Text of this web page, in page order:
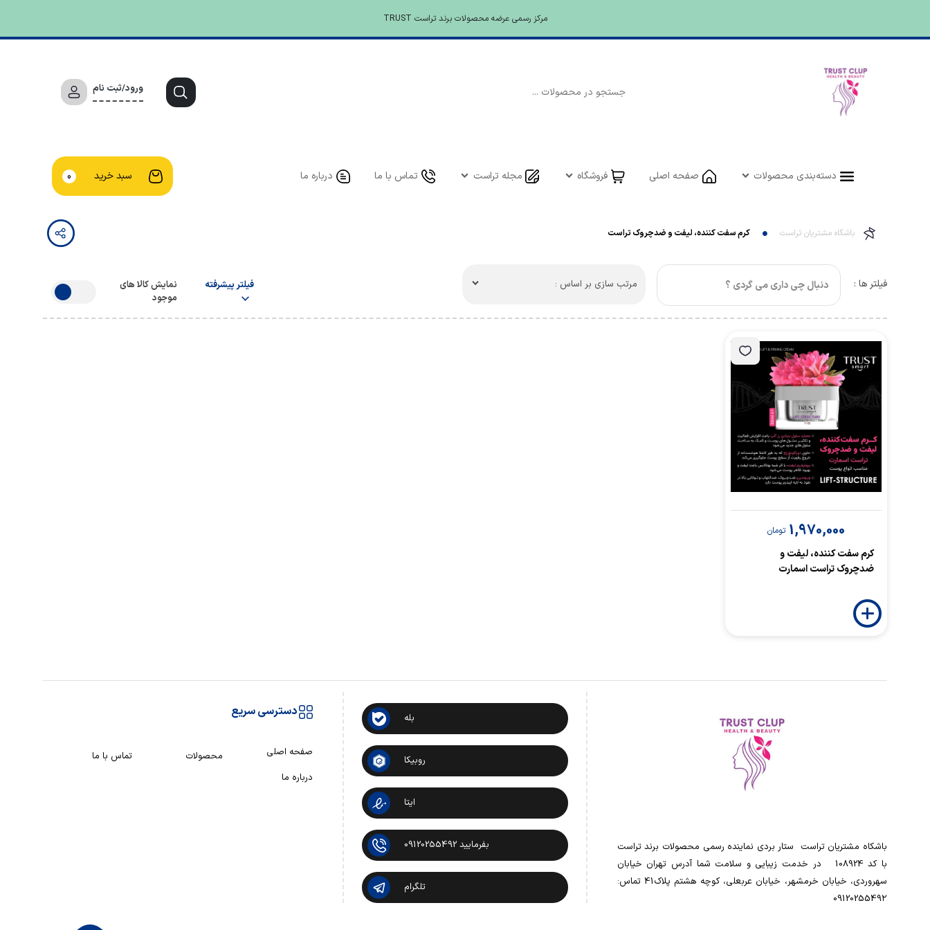
مرکز رسمی عرضه محصولات برند تراست TRUST
ورود/ثبت نام
دسته‌بندی محصولات صفحه اصلی فروشگاه مجله تراست تماس با ما درباره ما سبد خرید 0
باشگاه مشتریان تراست کرم سفت کننده، لیفت و ضدچروک تراست
فیلتر ها : مرتب سازی بر اساس : فیلتر پیشرفته
نمایش کالا های
موجود
1,970,000 تومان
کرم سفت کننده، لیفت و
ضدچروک تراست اسمارت
باشکاه مشتریان تراست ‌ ‌ستار بردی نماینده رسمی محصولات برند تراست
با کد 108924 ‌ ‌ در خدمت زیبایی و سلامت شما آدرس تهران خیابان
سهروردی، خیابان خرمشهر، خیابان عربعلی، کوچه هشتم پلاک41 تماس:
0912025549۲
بله
روبیکا
ایتا
بفرمایید 09120255492
تلگرام
دسترسی سریع
صفحه اصلی محصولات
تماس با ما
درباره ما